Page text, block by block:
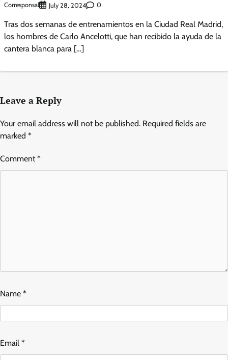
Corresponsal July 28, 2024 0
Tras dos semanas de entrenamientos en la Ciudad Real Madrid,
los hombres de Carlo Ancelotti, que han recibido la ayuda de la
cantera blanca para […]
Leave a Reply
Your email address will not be published. Required fields are
marked *
Comment*
Name *
Email *